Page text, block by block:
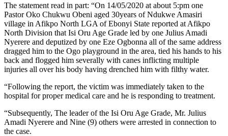
The statement read in part: “On 14/05/2020 at about 5:pm one
Pastor Oko Chukwu Obeni aged 30years of Ndukwe Amasiri
village in Afikpo North LGA of Ebonyi State reported at Afikpo
North Division that Isi Oru Age Grade led by one Julius Amadi
Nyerere and deputized by one Eze Ogbonna all of the same address
dragged him to the Ogo playground in the area, tied his hands to his
back and flogged him severally with canes inflicting multiple
injuries all over his body having drenched him with filthy water.
“Following the report, the victim was immediately taken to the
hospital for proper medical care and he is responding to treatment.
“Subsequently, The leader of the Isi Oru Age Grade, Mr. Julius
Amadi Nyerere and Nine (9) others were arrested in connection to
the case.